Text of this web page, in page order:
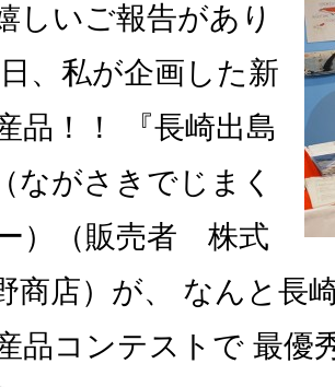
しいご報告があり
、私が企画した新
品！！ 『長崎出島
ながさきでじまく
）（販売者 株式
店）が、 なんと長
品コンテストで 最優